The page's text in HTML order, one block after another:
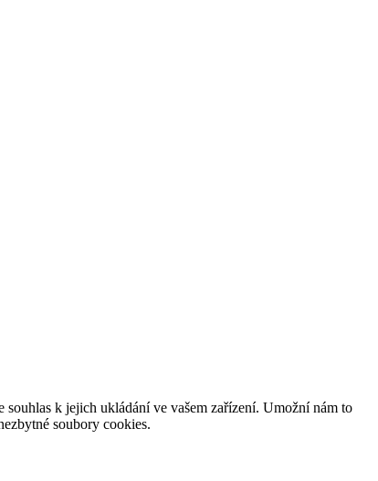
k jejich ukládání ve vašem zařízení. Umožní nám to
soubory cookies.